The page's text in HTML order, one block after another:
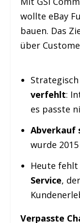
wollte eBay
bauen. Das
über
verfehlt:
es passte
Abverkauf
wurde
Heute fehlt
Service,
Verpasste